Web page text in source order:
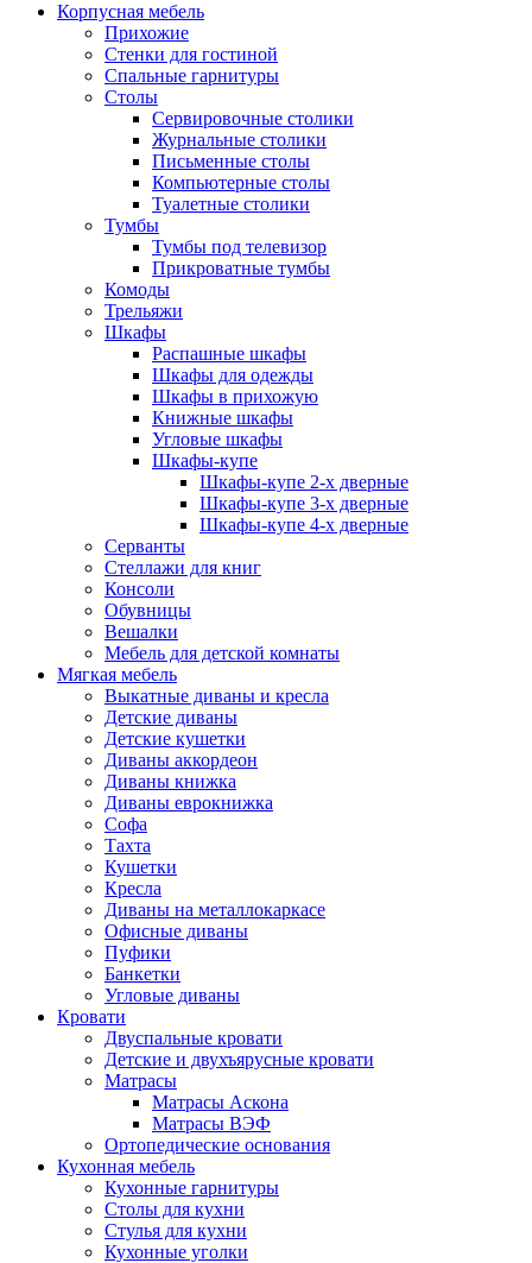
Корпусная мебель
Прихожие
Стенки для гостиной
Спальные гарнитуры
Столы
Сервировочные столики
Журнальные столики
Письменные столы
Компьютерные столы
Туалетные столики
Тумбы
Тумбы под телевизор
Прикроватные тумбы
Комоды
Трельяжи
Шкафы
Распашные шкафы
Шкафы для одежды
Шкафы в прихожую
Книжные шкафы
Угловые шкафы
Шкафы-купе
Шкафы-купе 2-x дверные
Шкафы-купе 3-х дверные
Шкафы-купе 4-х дверные
Серванты
Стеллажи для книг
Консоли
Обувницы
Вешалки
Мебель для детской комнаты
Мягкая мебель
Выкатные диваны и кресла
Детские диваны
Детские кушетки
Диваны аккордеон
Диваны книжка
Диваны еврокнижка
Софа
Тахта
Кушетки
Кресла
Диваны на металлокаркасе
Офисные диваны
Пуфики
Банкетки
Угловые диваны
Кровати
Двуспальные кровати
Детские и двухъярусные кровати
Матрасы
Матрасы Аскона
Матрасы ВЭФ
Ортопедические основания
Кухонная мебель
Кухонные гарнитуры
Столы для кухни
Стулья для кухни
Кухонные уголки